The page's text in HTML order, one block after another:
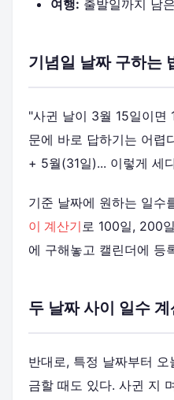
여행: 출발일까지 남
기념일 날짜 구하는
"사귄 날이 3월 15일이면
문에 바로 답하기는 어
+ 5월(31일)... 이렇게 세
기준 날짜에 원하는 일수
이 계산기로 100일, 200
에 구해놓고 캘린더에 등
두 날짜 사이 일수 계
반대로, 특정 날짜부터
금할 때도 있다. 사귄 지